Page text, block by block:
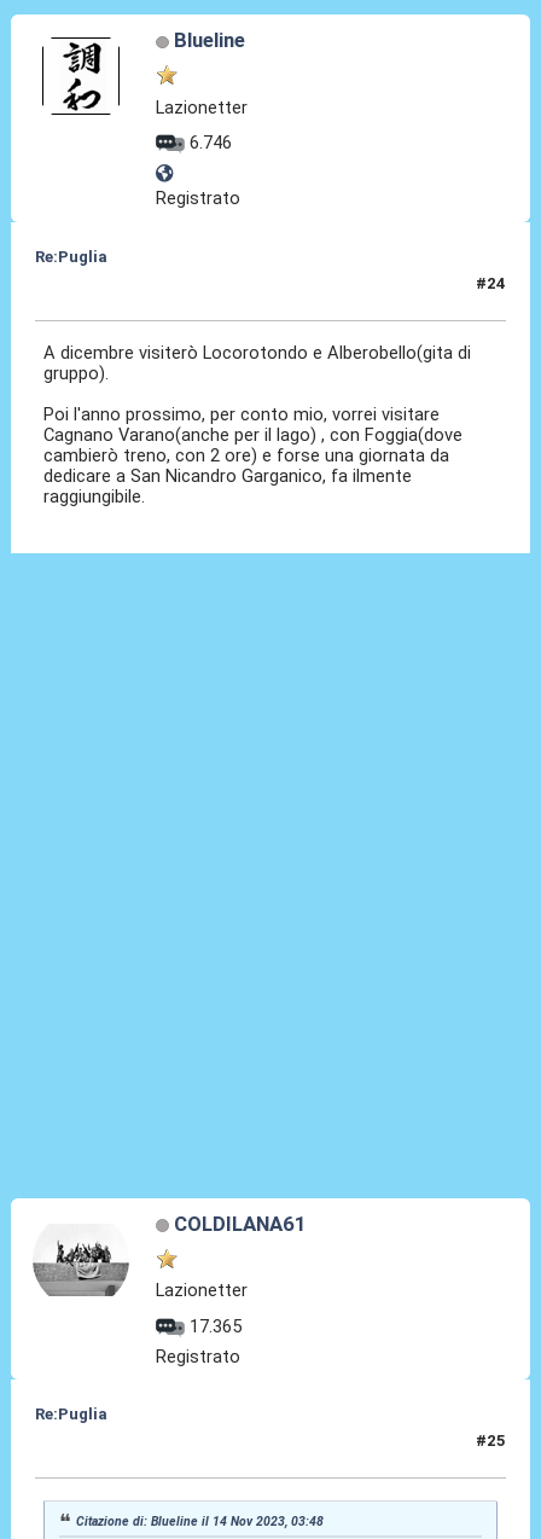
Blueline
Lazionetter
6.746
Registrato
Re:Puglia
#24
A dicembre visiterò Locorotondo e Alberobello(gita di
gruppo).
Poi l'anno prossimo, per conto mio, vorrei visitare
Cagnano Varano(anche per il lago) , con Foggia(dove
cambierò treno, con 2 ore) e forse una giornata da
dedicare a San Nicandro Garganico, fa ilmente
raggiungibile.
COLDILANA61
Lazionetter
17.365
Registrato
Re:Puglia
#25
Citazione di: Blueline il 14 Nov 2023, 03:48